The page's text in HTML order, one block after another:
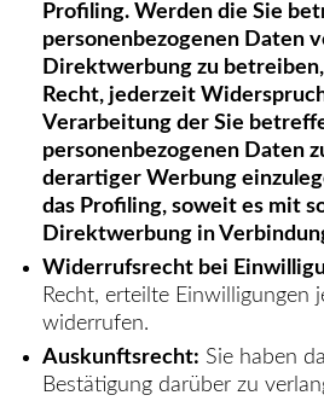
Profiling. Werden die Sie
personenbezogenen Daten
Direktwerbung zu betreiben,
Recht, jederzeit
Verarbeitung der Sie
personenbezogenen Daten
derartiger Werbung
das Profiling, soweit es mit
Direktwerbung in
Widerrufsrecht bei
Recht, erteilte Einwilligungen
widerrufen.
Auskunftsrecht: Sie haben
Bestätigung darüber zu